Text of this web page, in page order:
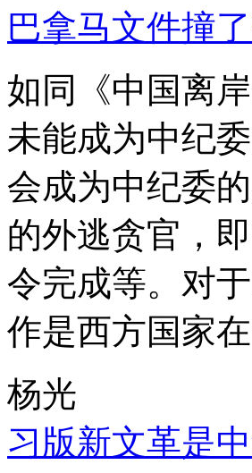
巴拿马文件撞
如同《中国离
未能成为中纪
会成为中纪委
的外逃贪官，
令完成等。对
作是西方国家
杨光
习版新文革是